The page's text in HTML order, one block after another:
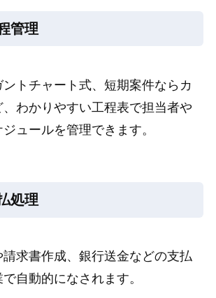
管理
トチャート式、短期案件ならカ
わかりやすい工程表で担当者や
ュールを管理できます。
処理
求書作成、銀行送金などの支払
自動的になされます。